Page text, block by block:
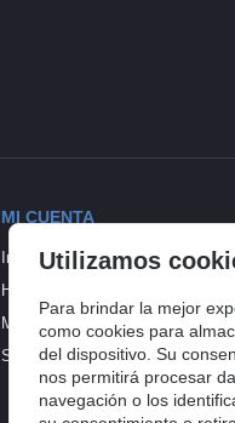
MI CUENTA
Iniciar sesión
Historial de pedidos
Mi lista de compra
Seguimiento del pedido
Utilizamos
Para brindar la mejor
como cookies para
del dispositivo. Su
nos permitirá procesar
navegación o los